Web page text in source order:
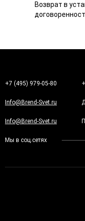
Возврат в
+7 (495) 979-05-80
Info@Brend-Svet.ru
Info@Brend-Svet.ru
Мы в соц.сетях